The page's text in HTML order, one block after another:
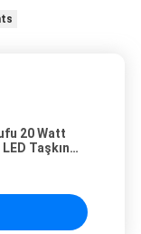
20 Watt
Taşkın